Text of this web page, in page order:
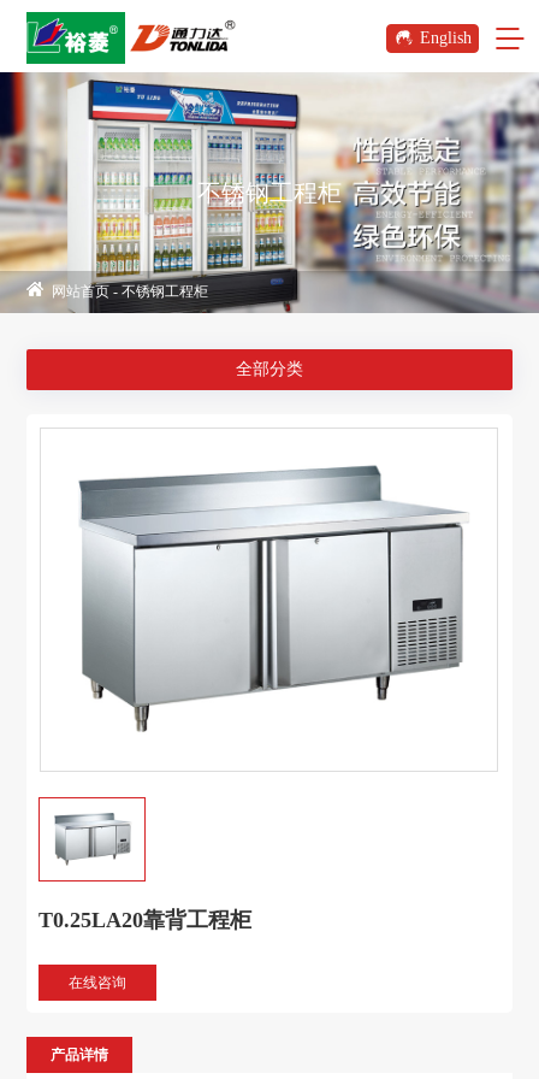
English
不锈钢工程柜
网站首页 -不锈钢工程柜
全部分类
T0.25LA20靠背工程柜
在线咨询
产品详情